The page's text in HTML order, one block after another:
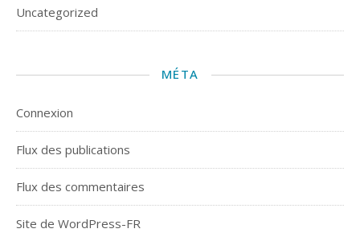
Uncategorized
MÉTA
Connexion
Flux des publications
Flux des commentaires
Site de WordPress-FR